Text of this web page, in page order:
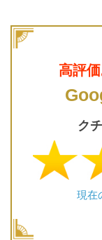
高評
ク
現在